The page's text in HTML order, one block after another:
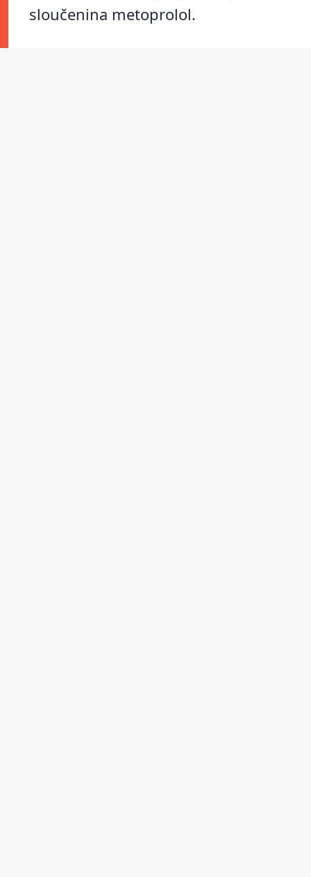
sloučenina metoprolol.